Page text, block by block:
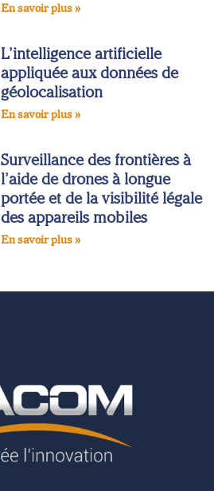
En savoir plus »
L’intelligence artificielle
appliquée aux données de
géolocalisation
En savoir plus »
Surveillance des frontières à
l’aide de drones à longue
portée et de la visibilité légale
des appareils mobiles
En savoir plus »